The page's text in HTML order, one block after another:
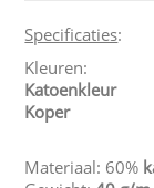
Specificaties:
Kleuren:
Katoenkleur
Koper
Materiaal: 60%